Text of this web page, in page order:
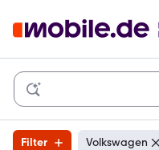
Filter Volkswagen